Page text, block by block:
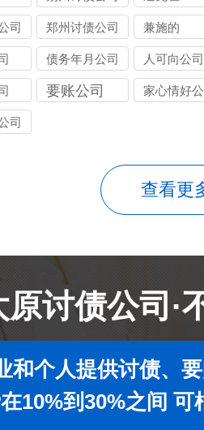
司 郑州讨债公司 兼施的
债务年月公司 人可向公司
要账公司 家心情好
司
查看更
原讨债公司·
和个人提供讨债、
10%到30%之间